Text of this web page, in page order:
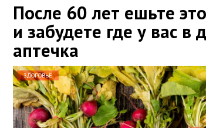
После 60 лет ешьте
и забудете где у вас в
аптечка
ЗДОРОВЬЕ